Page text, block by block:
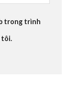
trong trình
tôi.